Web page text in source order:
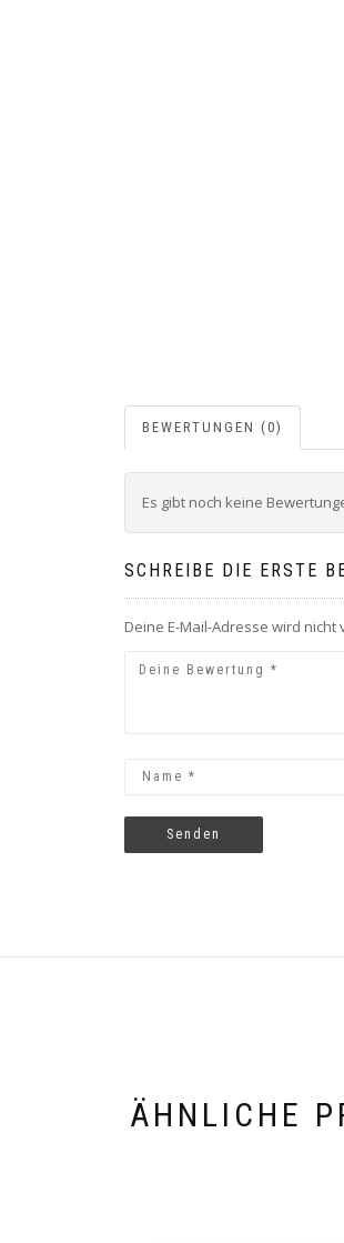
BEWERTUNGEN (0)
Es gibt noch keine
SCHREIBE DIE ERSTE
Deine E-Mail-Adresse wird nicht
ÄHNLICHE